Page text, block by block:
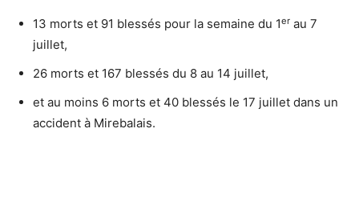
13 morts et 91 blessés pour la semaine du 1er au 7
juillet,
26 morts et 167 blessés du 8 au 14 juillet,
et au moins 6 morts et 40 blessés le 17 juillet dans un
accident à Mirebalais.